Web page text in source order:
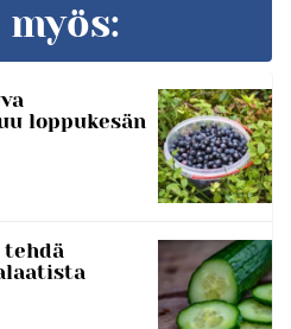
myös:
loppukesän